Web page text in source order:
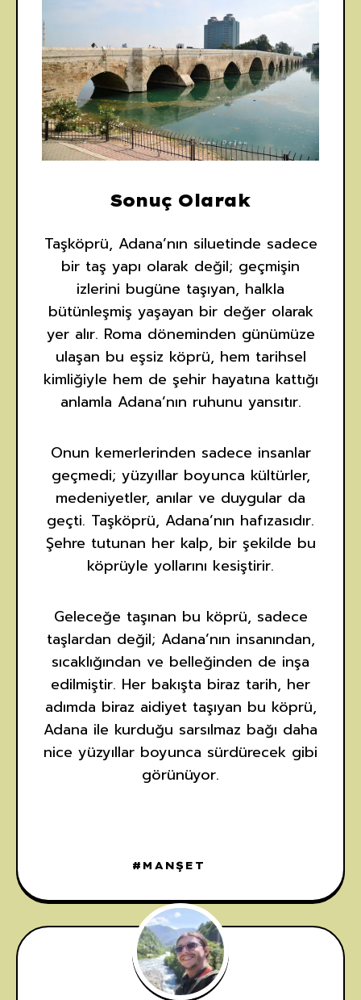
Sonuç Olarak
Taşköprü, Adana’nın siluetinde sadece
bir taş yapı olarak değil; geçmişin
izlerini bugüne taşıyan, halkla
bütünleşmiş yaşayan bir değer olarak
yer alır. Roma döneminden günümüze
ulaşan bu eşsiz köprü, hem tarihsel
kimliğiyle hem de şehir hayatına kattığı
anlamla Adana’nın ruhunu yansıtır.
Onun kemerlerinden sadece insanlar
geçmedi; yüzyıllar boyunca kültürler,
medeniyetler, anılar ve duygular da
geçti. Taşköprü, Adana’nın hafızasıdır.
Şehre tutunan her kalp, bir şekilde bu
köprüyle yollarını kesiştirir.
Geleceğe taşınan bu köprü, sadece
taşlardan değil; Adana’nın insanından,
sıcaklığından ve belleğinden de inşa
edilmiştir. Her bakışta biraz tarih, her
adımda biraz aidiyet taşıyan bu köprü,
Adana ile kurduğu sarsılmaz bağı daha
nice yüzyıllar boyunca sürdürecek gibi
görünüyor.
MANŞET